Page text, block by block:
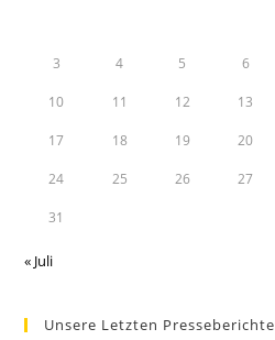
3 4 5 6
10 11 12 13
17 18 19 20
24 25 26 27
31
« Juli
Unsere Letzten Presseberichte